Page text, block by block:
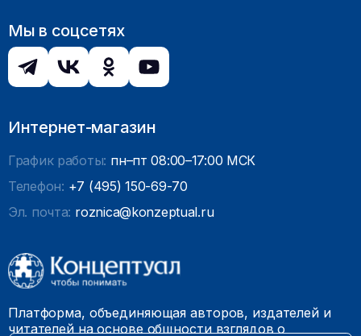
Мы в соцсетях
Интернет-магазин
График работы: пн–пт 08:00–17:00 МСК
Телефон: +7 (495) 150-69-70
Эл. почта: roznica@konzeptual.ru
Платформа, объединяющая авторов, издателей и
читателей на основе общности взглядов о